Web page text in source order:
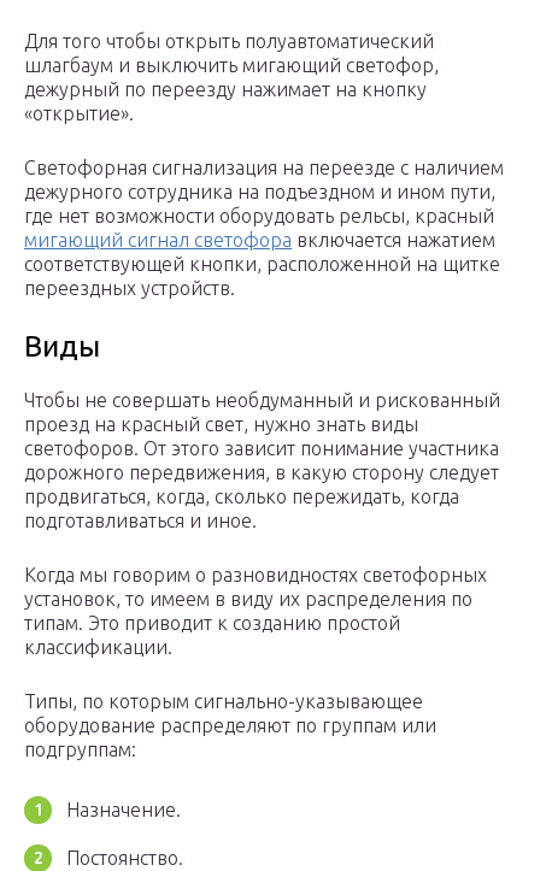
Для того чтобы открыть полуавтоматический
шлагбаум и выключить мигающий светофор,
дежурный по переезду нажимает на кнопку
«открытие».
Светофорная сигнализация на переезде с наличием
дежурного сотрудника на подъездном и ином пути,
где нет возможности оборудовать рельсы, красный
мигающий сигнал светофора включается нажатием
соответствующей кнопки, расположенной на щитке
переездных устройств.
Виды
Чтобы не совершать необдуманный и рискованный
проезд на красный свет, нужно знать виды
светофоров. От этого зависит понимание участника
дорожного передвижения, в какую сторону следует
продвигаться, когда, сколько пережидать, когда
подготавливаться и иное.
Когда мы говорим о разновидностях светофорных
установок, то имеем в виду их распределения по
типам. Это приводит к созданию простой
классификации.
Типы, по которым сигнально-указывающее
оборудование распределяют по группам или
подгруппам:
Назначение.
Постоянство.